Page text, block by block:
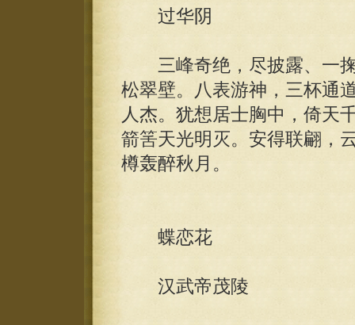
过华阴
三峰奇绝，尽披露、一掬
松翠壁。八表游神，三杯通
人杰。犹想居士胸中，倚天
箭筈天光明灭。安得联翩，
樽轰醉秋月。
蝶恋花
汉武帝茂陵